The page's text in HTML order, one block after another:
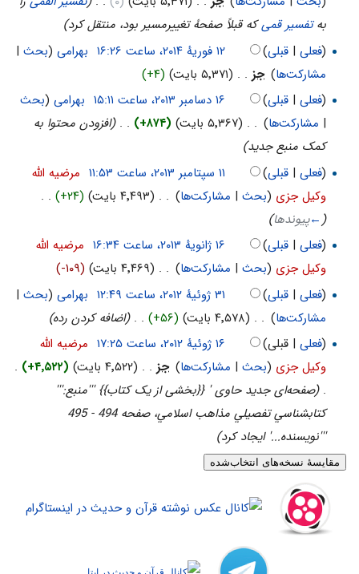
بهتفسیر قمیکه قبلاً صفحهٔ تغییرمسیر بود، منتقل کرد)
(فعلی| قبلی)
‏ بهرامی (بحث|
مشارکت‌ها)
‏جز . . (۵٬۳۷۱ بایت)
(+۴)
(فعلی| قبلی)
‏ بهرامی (بحث
| مشارکت‌ها)
. . (۵٬۳۶۷ بایت) (+۸۷۴) . . (افزودن محتوا به
کمک منبع جدید)
(فعلی| قبلی)
‏ مرضیه الله
وکیل جزی (بحث| مشارکت‌ها)
. . (۴٬۴۹۳ بایت) (+۲۴)‏
. .
(
←پيوندها)
(فعلی| قبلی)
‏ مرضیه الله
وکیل جزی (بحث| مشارکت‌ها)
. . (۴٬۴۶۹ بایت)
(-۱۰۹)
(فعلی| قبلی)
‏ بهرامی (بحث|
مشارکت‌ها)
. . (۴٬۵۷۸ بایت) (+۵۶)‏
. . (اضافه کردن رده)
(فعلی| قبلی) ‏ مرضیه الله
وکیل جزی (بحث| مشارکت‌ها)
‏جز . . (۴٬۵۲۲ بایت) (+۴٬۵۲۲)
.
. (صفحه‌ای جدید حاوی ' {{بخشی از یک کتاب}} '''منبع:'''
کتابشناسي تفصيلي مذاهب اسلامي، صفحه 494 - 495
'''نویسنده...' ایجاد کرد)